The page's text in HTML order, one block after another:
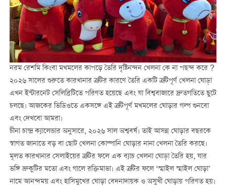
নরম রেশমি কিংবা মখমলের কাপড়ে তৈরি দৃষ্টিনন্দন খেলনা কে না পছন্দ করে？
২০২৬ সালের শুরুতে কারখানার ত্রুটির কারণে তৈরি একটি ত্রুটিপূর্ণ খেলনা ঘোড়া
এখন ইন্টারনেট সেলিব্রিটিতে পরিণত হয়েছে এবং যা বিশ্ববাজারে দ্রুতগতিতে ছুটে
চলছে। আজকের ভিডিওতে একসঙ্গে এই ত্রুটিপূর্ণ মখমলের ঘোড়ার গল্প শুনবো
এবং দেখবো আমরা।
চীনা চান্দ্র ক্যালেন্ডার অনুসারে, ২০২৬ সাল অশ্ববর্ষ। তাই আসন্ন ঘোড়ার বছরকে
স্বাগত জানাতে বড় বা ছোট খেলনা কোম্পানি ঘোড়ার নানা খেলনা তৈরি করছে।
মূলত কারখানার সেলাইয়ের ত্রুটির ফলে এক ব্যাচ খেলনা ঘোড়া তৈরি হয়, যার
ভঙ্গি ভ্রুকুটির মতো এবং গালে রক্তিমাভা। এই ত্রুটির ফলে ‘স্মাইল স্মাইল ঘোড়া’
নামে আনন্দময় এবং হাসিমুখের ঘোড়া বেদনাদায়ক ও অসুখী ঘোড়ায় পরিণত হয়।